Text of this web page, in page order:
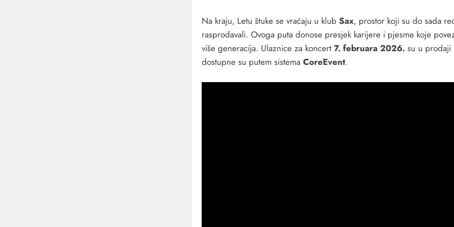
Na kraju, Letu štuke se vraćaju u klub Sax, prostor koji su do sada
rasprodavali. Ovoga puta donose presjek karijere i pjesme koje
više generacija. Ulaznice za koncert 7. februara 2026. su u prodaji
dostupne su putem sistema CoreEvent.